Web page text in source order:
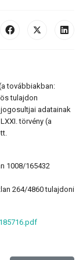
továbbiakban:
tulajdon
adatainak
törvény (a
1008/165432
264/4860 tulajdoni